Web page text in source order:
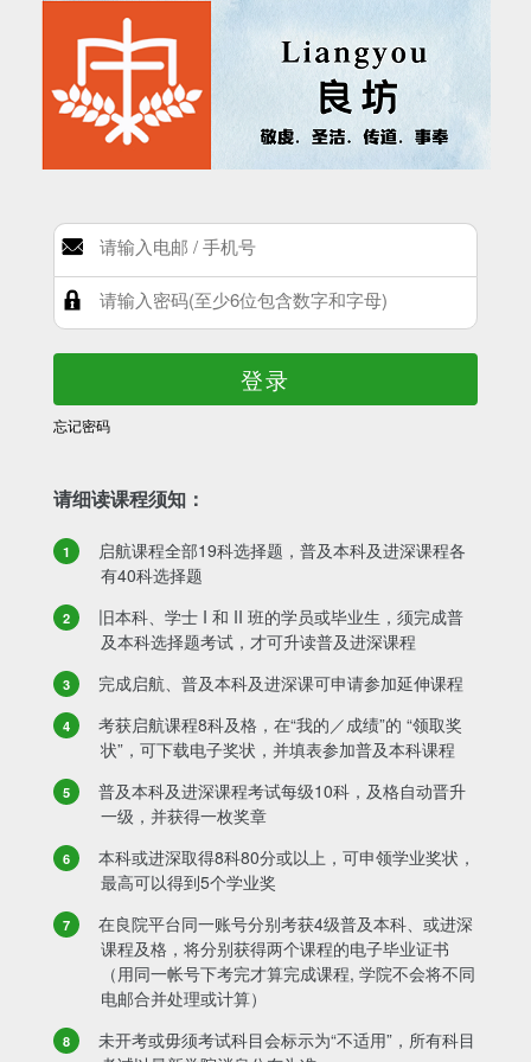
登录
忘记密码
请细读课程须知：
启航课程全部19科选择题，普及本科及进深课程各
有40科选择题
旧本科、学士 I 和 II 班的学员或毕业生，须完成普
及本科选择题考试，才可升读普及进深课程
完成启航、普及本科及进深课可申请参加延伸课程
考获启航课程8科及格，在“我的／成绩”的 “领取奖
状”，可下载电子奖状，并填表参加普及本科课程
普及本科及进深课程考试每级10科，及格自动晋升
一级，并获得一枚奖章
本科或进深取得8科80分或以上，可申领学业奖状，
最高可以得到5个学业奖
在良院平台同一账号分别考获4级普及本科、或进深
课程及格，将分别获得两个课程的电子毕业证书
（用同一帐号下考完才算完成课程, 学院不会将不同
电邮合并处理或计算）
未开考或毋须考试科目会标示为“不适用”，所有科目